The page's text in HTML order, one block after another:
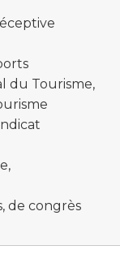
du Tourisme,
de congrès